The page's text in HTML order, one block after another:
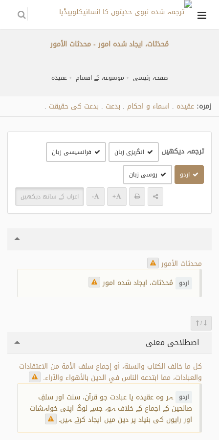
مُحدَثات، ایجاد شدہ امور - محدثات الأمور
صفحہ رئیسی موسوعہ کے اقسام عقیدہ
زمره: عقیدہ اسماء و احکام بدعت بدعت کی حقیقت
ترجمہ دیکھیں انگریزی زبان فرانسیسی زبان
اردو روسی زبان
+
- اعراب کے ساتھ دیکھیں
محدثات الأمور
اردو مُحدَثات، ایجاد شدہ امور
/
اصطلاحی معنی
كل ما خالف الكتاب والسنة، أو إجماع سلف الأمة من الاعتقادات
والعبادات، مما ابتدعه الناس في الدين بالأهواء والآراء.
اردو ہر وہ عقیدہ یا عبادت جو قرآن، سنت اور سلفِ
صالحین کے اجماع کے خلاف ہو، جسے لوگ اپنی خواہشات
اور رایوں کی بنیاد پر دین میں ایجاد کرتے ہیں۔